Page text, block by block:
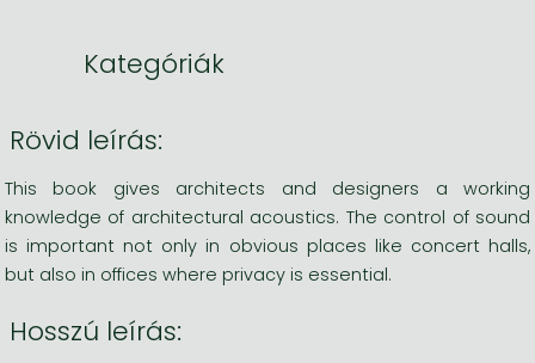
Kategóriák
Rövid leírás:
This book gives architects and designers a working
knowledge of architectural acoustics. The control of sound
is important not only in obvious places like concert halls,
but also in offices where privacy is essential.
Hosszú leírás: